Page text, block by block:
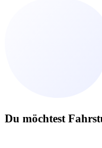
Du möchtest